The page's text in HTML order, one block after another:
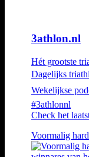
3athlon.nl
Hét grootste
Dagelijks
Wekelijkse
#3athlonnl
Check het
Voormalig